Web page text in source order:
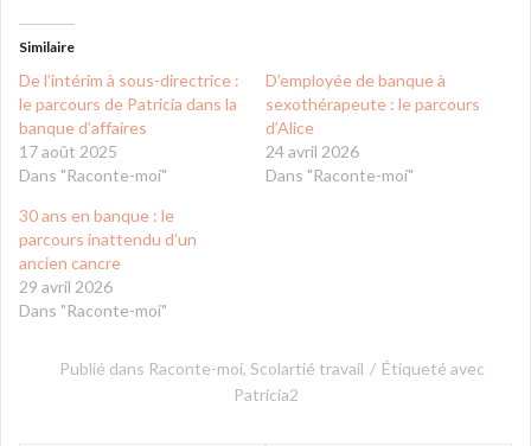
Similaire
De l’intérim à sous-directrice :
le parcours de Patricia dans la
banque d’affaires
17 août 2025
Dans "Raconte-moi"
D’employée de banque à
sexothérapeute : le parcours
d’Alice
24 avril 2026
Dans "Raconte-moi"
30 ans en banque : le
parcours inattendu d’un
ancien cancre
29 avril 2026
Dans "Raconte-moi"
Publié dans Raconte-moi, Scolartié travail
Étiqueté avec
Patricia2